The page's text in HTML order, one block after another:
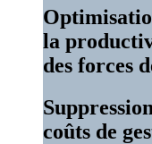
la
des forces
coûts de